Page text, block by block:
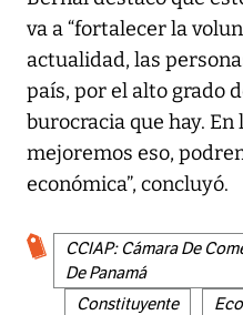
va a “fortalecer la
actualidad, las
país, por el alto grado
burocracia que hay. En
mejoremos eso,
económica”, concluyó.
CCIAP: Cámara De
De Panamá
Constituyente